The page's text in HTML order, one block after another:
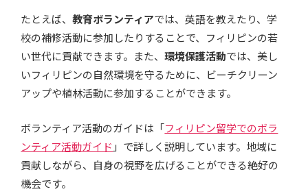
たとえば、教育ボランティアでは、英語を教えたり、学
校の補修活動に参加したりすることで、フィリピンの若
い世代に貢献できます。また、環境保護活動では、美し
いフィリピンの自然環境を守るために、ビーチクリーン
アップや植林活動に参加することができます。
ボランティア活動のガイドは「フィリピン留学でのボラ
ンティア活動ガイド 」で詳しく説明しています。地域に
貢献しながら、自身の視野を広げることができる絶好の
機会です。